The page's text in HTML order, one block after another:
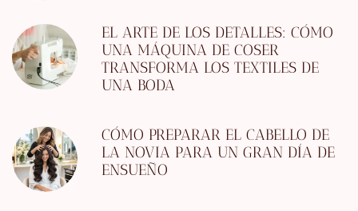
EL ARTE DE LOS DETALLES: CÓMO
UNA MÁQUINA DE COSER
TRANSFORMA LOS TEXTILES DE
UNA BODA
CÓMO PREPARAR EL CABELLO DE
LA NOVIA PARA UN GRAN DÍA DE
ENSUEÑO